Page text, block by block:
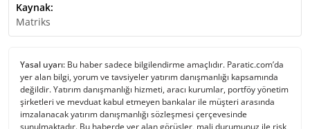
Kaynak:
Matriks
Yasal uyarı: Bu haber sadece bilgilendirme amaçlıdır. Paratic.com’da
yer alan bilgi, yorum ve tavsiyeler yatırım danışmanlığı kapsamında
değildir. Yatırım danışmanlığı hizmeti, aracı kurumlar, portföy yönetim
şirketleri ve mevduat kabul etmeyen bankalar ile müşteri arasında
imzalanacak yatırım danışmanlığı sözleşmesi çerçevesinde